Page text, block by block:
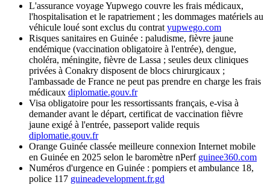
L'assurance voyage Yupwego couvre les frais médicaux,
l'hospitalisation et le rapatriement ; les dommages matériels au
véhicule loué sont exclus du contrat yupwego.com
Risques sanitaires en Guinée : paludisme, fièvre jaune
endémique (vaccination obligatoire à l'entrée), dengue,
choléra, méningite, fièvre de Lassa ; seules deux cliniques
privées à Conakry disposent de blocs chirurgicaux ;
l'ambassade de France ne peut pas prendre en charge les frais
médicaux diplomatie.gouv.fr
Visa obligatoire pour les ressortissants français, e-visa à
demander avant le départ, certificat de vaccination fièvre
jaune exigé à l'entrée, passeport valide requis
diplomatie.gouv.fr
Orange Guinée classée meilleure connexion Internet mobile
en Guinée en 2025 selon le baromètre nPerf guinee360.com
Numéros d'urgence en Guinée : pompiers et ambulance 18,
police 117 guineadevelopment.fr.gd